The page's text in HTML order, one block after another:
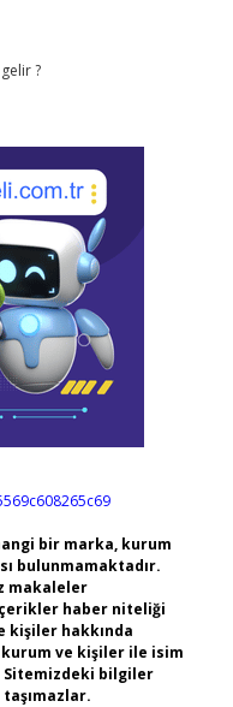
?
bir marka, kurum
bulunmamaktadır.
makaleler
haber niteliği
kişiler hakkında
kurum ve kişiler ile isim
bilgiler